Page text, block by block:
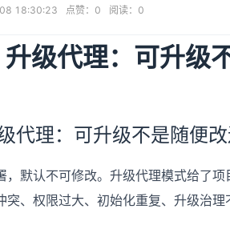
18:30:23 点赞： 0 阅读： 0
级代理：可升级
代理：可升级不是随便
，默认不可修改。升级代理模式给了
突、权限过大、初始化重复、升级治